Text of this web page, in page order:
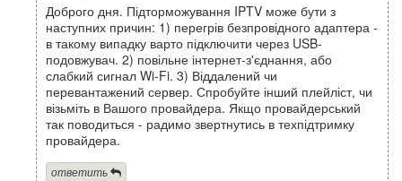
Доброго дня. Підторможування IPTV може бути з
наступних причин: 1) перегрів безпровідного адаптера -
в такому випадку варто підключити через USB-
подовжувач. 2) повільне інтернет-з'єднання, або
слабкий сигнал Wi-Fi. 3) Віддалений чи
перевантажений сервер. Спробуйте інший плейліст, чи
візьміть в Вашого провайдера. Якщо провайдерський
так поводиться - радимо звертнутись в техпідтримку
провайдера.
ответить